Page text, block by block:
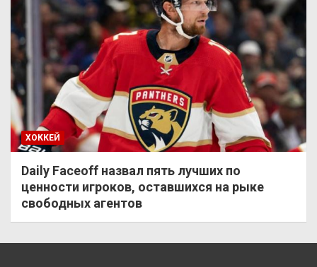
ХОККЕЙ
Daily Faceoff назвал пять лучших по
ценности игроков, оставшихся на рыке
свободных агентов